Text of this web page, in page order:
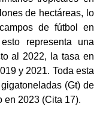
de hectáreas, lo
de fútbol en
representa una
al 2022, la tasa en
y 2021. Toda esta
(Gt) de
en 2023 (Cita 17).